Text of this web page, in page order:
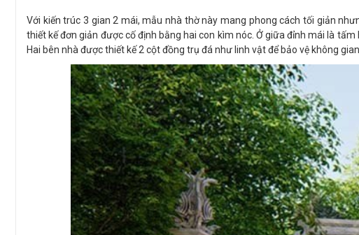
Với kiến trúc 3 gian 2 mái, mẫu nhà thờ này mang phong cách tối giản
thiết kế đơn giản được cố định bằng hai con kìm nóc. Ở giữa đỉnh mái là
Hai bên nhà được thiết kế 2 cột đồng trụ đá như linh vật để bảo vệ không